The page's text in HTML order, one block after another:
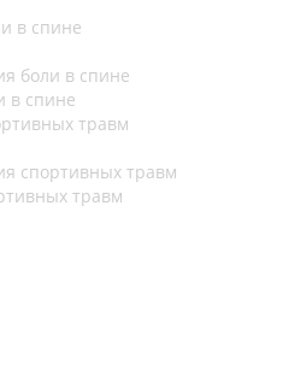
в спине
боли в спине
в спине
травм
спортивных травм
травм